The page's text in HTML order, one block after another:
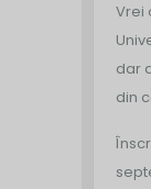
Vrei
dar
din